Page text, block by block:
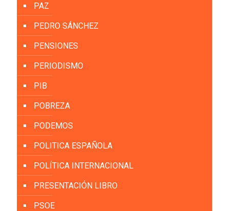
PAZ
PEDRO SÁNCHEZ
PENSIONES
PERIODISMO
PIB
POBREZA
PODEMOS
POLITICA ESPAÑOLA
POLÍTICA INTERNACIONAL
PRESENTACIÓN LIBRO
PSOE